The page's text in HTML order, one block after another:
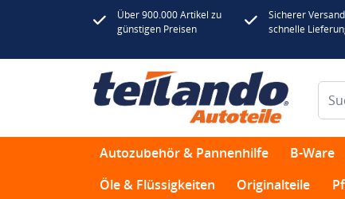
Über 900.000 Artikel zu
günstigen Preisen
Sicherer
schnelle
Autozubehör & Pannenhilfe B-Ware
Öle & Flüssigkeiten
Originalteile